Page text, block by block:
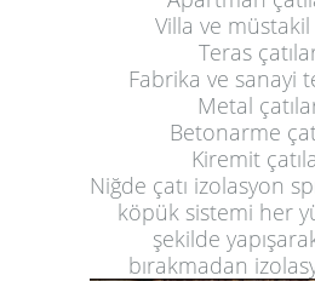
Villa ve
Teras
Fabrika ve sanayi
Metal
Betonarme
Kiremit
Niğde çatı izolasyon
köpük sistemi her
şekilde
bırakmadan